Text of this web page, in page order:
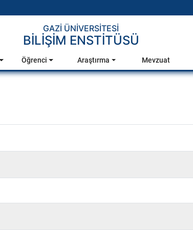
GAZİ ÜNİVERSİTESİ
BİLİŞİM ENSTİTÜSÜ
Öğrenci Araştırma Mevzuat